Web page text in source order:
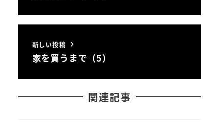
新しい投稿
家を買うまで（5）
関連記事